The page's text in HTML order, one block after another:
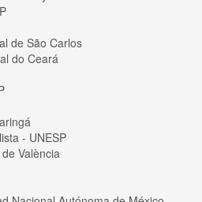
de São Carlos
do Ceará
- UNESP
València